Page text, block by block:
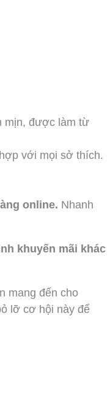
mịn, được làm từ
với mọi sở thích.
online. Nhanh
khuyến mãi khác
mang đến cho
lỡ cơ hội này để